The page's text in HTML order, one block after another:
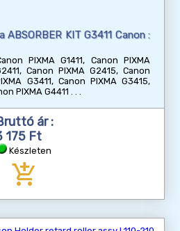
KIT G3411 Canon :
PIXMA G1411, Canon PIXMA
Canon PIXMA G2415, Canon
G3411, Canon PIXMA G3415,
PIXMA G4411
ár :
175 Ft
Készleten
add_shopping_cart